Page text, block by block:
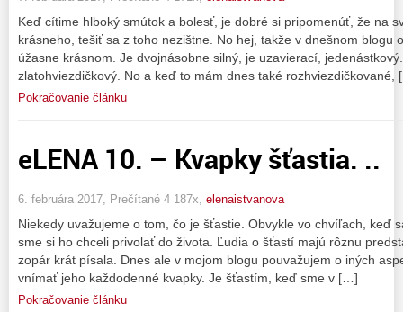
Keď cítime hlboký smútok a bolesť, je dobré si pripomenúť, že na
krásneho, tešiť sa z toho nezištne. No hej, takže v dnešnom blogu
úžasne krásnom. Je dvojnásobne silný, je uzavierací,
zlatohviezdičkový. No a keď to mám dnes také rozhviezdičkované,
Pokračovanie článku
eLENA 10. – Kvapky šťastia. ..
6. februára 2017, Prečítané 4 187x, elenaistvanova
Niekedy uvažujeme o tom, čo je šťastie. Obvykle vo chvíľach, keď
sme si ho chceli privolať do života. Ľudia o šťastí majú rôznu
zopár krát písala. Dnes ale v mojom blogu pouvažujem o iných
vnímať jeho každodenné kvapky. Je šťastím, keď sme v […]
Pokračovanie článku